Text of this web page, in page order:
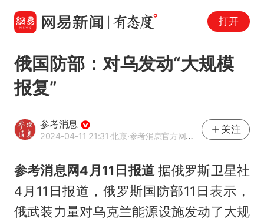
打开
俄国防部：对乌发动“大规模
报复”
参考消息
2024-04-11 21:31·北京·参考消息官方网易号
关注
参考消息网4月11日报道 据俄罗斯卫星社
4月11日报道，俄罗斯国防部11日表示，
俄武装力量对乌克兰能源设施发动了大规